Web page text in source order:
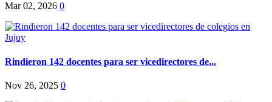
Mar 02, 2026 0
Rindieron 142 docentes para ser vicedirectores de...
Nov 26, 2025 0